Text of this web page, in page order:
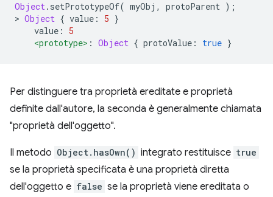
Object. setPrototypeOf( myObj , protoParent );
> Object { value : 5 }
value :
5
<prototype> : Object { protoValue : true }
Per distinguere tra proprietà ereditate e proprietà
definite dall'autore, la seconda è generalmente chiamata
"proprietà dell'oggetto".
Il metodo Object.hasOwn() integrato restituisce true
se la proprietà specificata è una proprietà diretta
dell'oggetto e false se la proprietà viene ereditata o